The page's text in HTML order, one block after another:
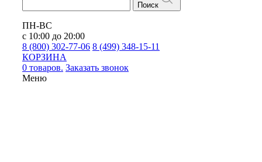
Поиск
ПН-ВС
с 10:00 до 20:00
8 (800) 302-77-06 8 (499) 348-15-11
КОРЗИНА
0 товаров. Заказать звонок
Меню